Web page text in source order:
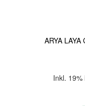
ARYA
Inkl. 19%